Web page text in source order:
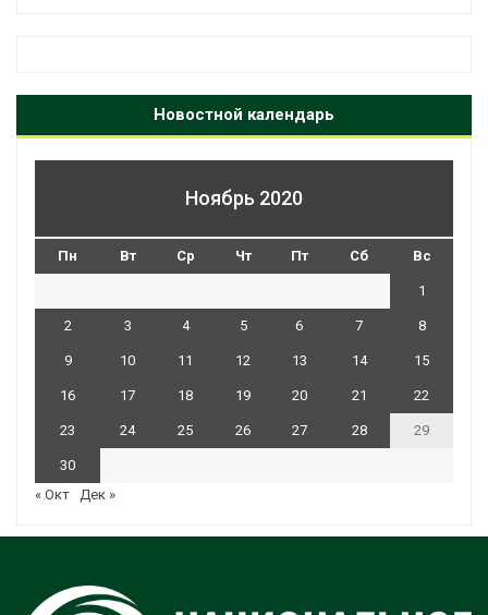
Новостной календарь
Ноябрь 2020
Пн Вт Ср Чт Пт Сб Вс
1
2 3 4 5 6 7 8
9 10 11 12 13 14 15
16 17 18 19 20 21 22
23 24 25 26 27 28 29
30
« Окт Дек »